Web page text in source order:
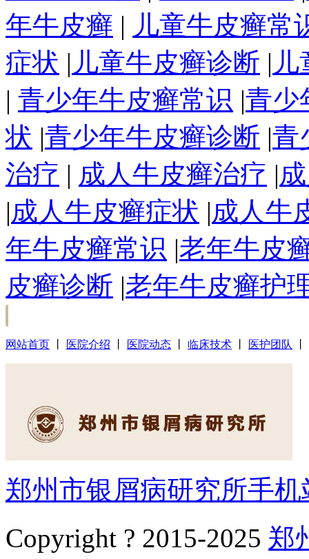
年牛皮癣 | 儿童牛皮癣常
症状 | 儿童牛皮癣诊断 |
| 青少年牛皮癣常识 |青少
状 |青少年牛皮癣诊断 |青
治疗 | 成人牛皮癣治疗 |
|成人牛皮癣症状 |成人牛
年牛皮癣常识 |老年牛皮
皮癣诊断 |老年牛皮癣护
网站首页 医院介绍 医院动态 临床技术 医护团队
郑州市银屑病研究所手机
Copyright ? 2015-2025 郑